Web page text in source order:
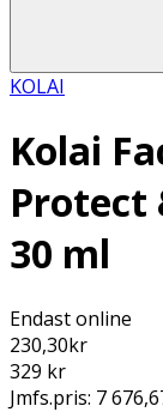
KOLAI
Kolai
Protect
30 ml
Endast online
230,30kr
329 kr
Jmfs.pris: 7